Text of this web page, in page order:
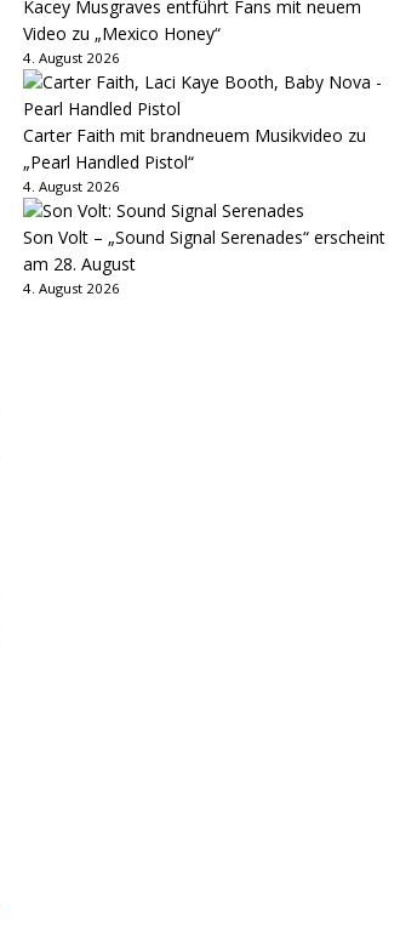
Kacey Musgraves entführt Fans mit neuem
Video zu „Mexico Honey“
4. August 2026
Carter Faith mit brandneuem Musikvideo zu
„Pearl Handled Pistol“
4. August 2026
Son Volt – „Sound Signal Serenades“ erscheint
am 28. August
4. August 2026